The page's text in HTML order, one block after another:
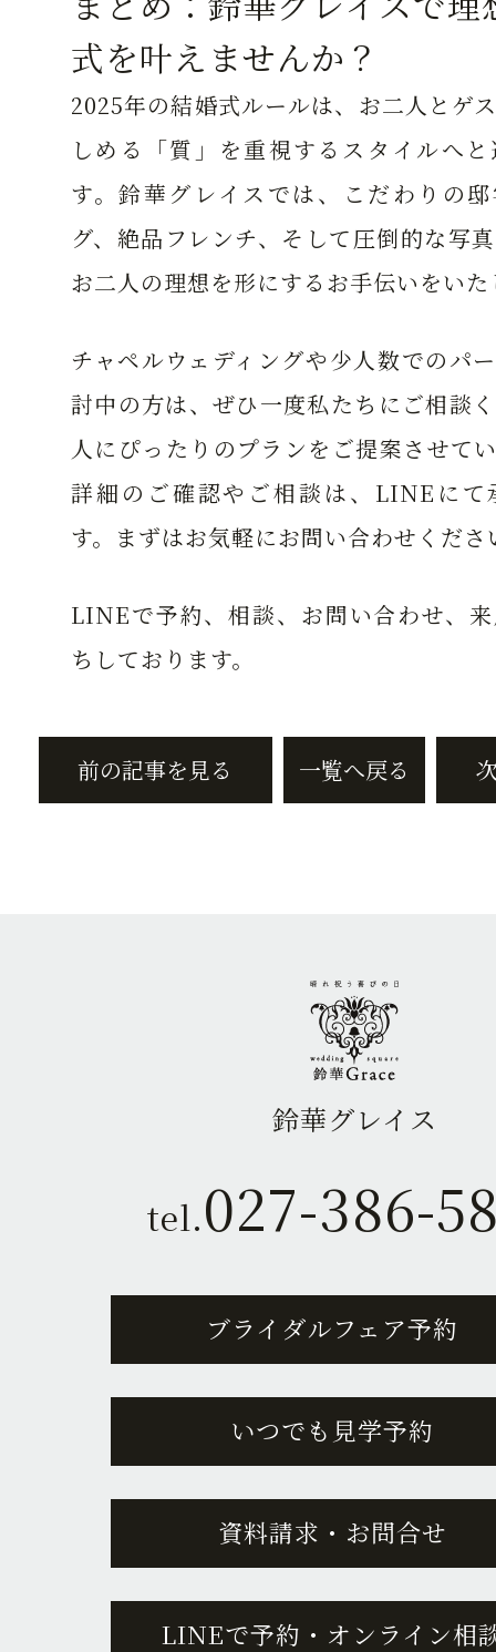
式を叶えませんか？
2025年の結婚式ルールは、お二人とゲ
しめる「質」を重視するスタイルへ
す。鈴華グレイスでは、こだわりの
グ、絶品フレンチ、そして圧倒的な写
お二人の理想を形にするお手伝いをいた
チャペルウェディングや少人数でのパ
討中の方は、ぜひ一度私たちにご相談
人にぴったりのプランをご提案させて
詳細のご確認やご相談は、LINEにて
す。まずはお気軽にお問い合わせくださ
LINEで予約、相談、お問い合わせ、
ちしております。
前の記事を見る 一覧へ戻る
鈴華グレイス
tel.027-386-
ブライダルフェア予約
いつでも見学予約
資料請求・お問合せ
LINEで予約・オンライン相